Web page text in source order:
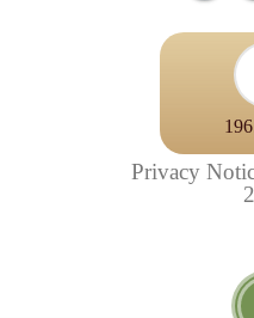
Privacy